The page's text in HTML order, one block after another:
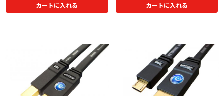
カートに入れる カートに入れる